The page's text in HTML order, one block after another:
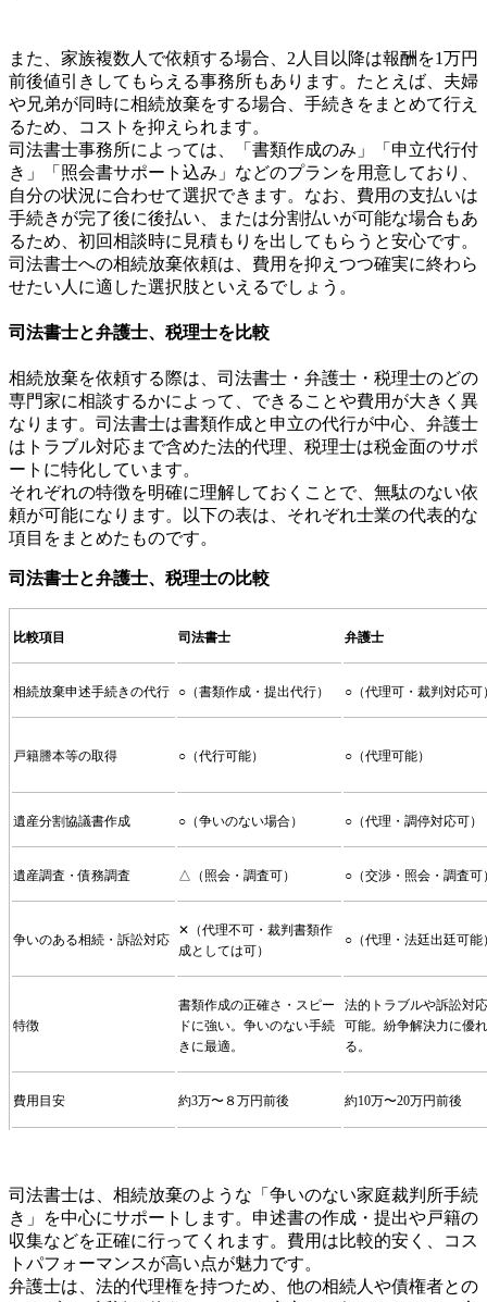
また、家族複数人で依頼する場合、2人目以降は報酬を1万円
前後値引きしてもらえる事務所もあります。たとえば、夫婦
や兄弟が同時に相続放棄をする場合、手続きをまとめて行え
るため、コストを抑えられます。
司法書士事務所によっては、「書類作成のみ」「申立代行付
き」「照会書サポート込み」などのプランを用意しており、
自分の状況に合わせて選択できます。なお、費用の支払いは
手続きが完了後に後払い、または分割払いが可能な場合もあ
るため、初回相談時に見積もりを出してもらうと安心です。
司法書士への相続放棄依頼は、費用を抑えつつ確実に終わら
せたい人に適した選択肢といえるでしょう。
司法書士と弁護士、税理士を比較
相続放棄を依頼する際は、司法書士・弁護士・税理士のどの
専門家に相談するかによって、できることや費用が大きく異
なります。司法書士は書類作成と申立の代行が中心、弁護士
はトラブル対応まで含めた法的代理、税理士は税金面のサポ
ートに特化しています。
それぞれの特徴を明確に理解しておくことで、無駄のない依
頼が可能になります。以下の表は、それぞれ士業の代表的な
項目をまとめたものです。
司法書士と弁護士、税理士の比較
比較項目 司法書士 弁護士
相続放棄申述手続きの代行 ○（書類作成・提出代行） ○（代理可・裁判対応可
戸籍謄本等の取得 ○（代行可能） ○（代理可能）
遺産分割協議書作成 ○（争いのない場合） ○（代理・調停対応可）
遺産調査・債務調査 △（照会・調査可） ○（交渉・照会・調査可
争いのある相続・訴訟対応
✕（代理不可・裁判書類作
成としては可）
○（代理・法廷出廷可能
特徴
書類作成の正確さ・スピー
ドに強い。争いのない手続
きに最適。
法的トラブルや訴訟対
可能。紛争解決力に優れ
る。
費用目安 約3万〜８万円前後 約10万〜20万円前後
司法書士は、相続放棄のような「争いのない家庭裁判所手続
き」を中心にサポートします。申述書の作成・提出や戸籍の
収集などを正確に行ってくれます。費用は比較的安く、コス
トパフォーマンスが高い点が魅力です。
弁護士は、法的代理権を持つため、他の相続人や債権者との